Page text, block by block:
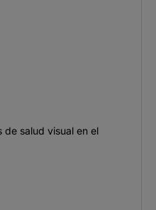
de salud visual en el